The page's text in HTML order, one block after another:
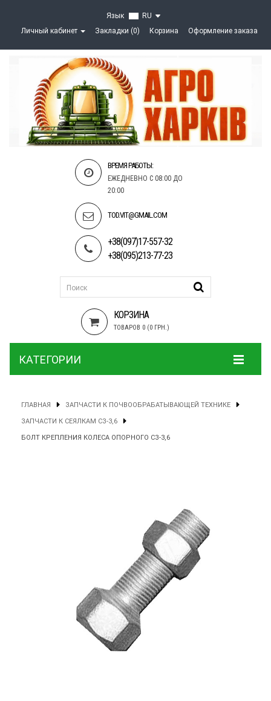
Язык
RU
Личный кабинет
Закладки (0) Корзина Оформление заказа
ВРЕМЯ РАБОТЫ:
ЕЖЕДНЕВНО С 08:00 ДО
20:00
TOD.VIT@GMAIL.COM
+38(097)17-557-32
+38(095)213-77-23
КОРЗИНА
ТОВАРОВ 0 (0 ГРН.)
КАТЕГОРИИ
ГЛАВНАЯ ЗАПЧАСТИ К ПОЧВООБРАБАТЫВАЮЩЕЙ ТЕХНИКЕ
ЗАПЧАСТИ К СЕЯЛКАМ СЗ-3,6
БОЛТ КРЕПЛЕНИЯ КОЛЕСА ОПОРНОГО СЗ-3,6